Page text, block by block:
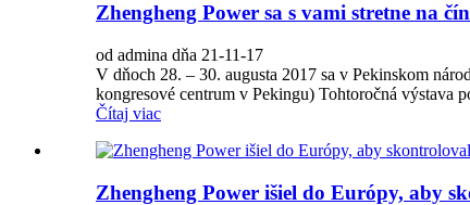
Zhengheng Power sa s vami stretne na
od admina dňa 21-11-17
V dňoch 28. – 30. augusta 2017 sa v Pekinskom
kongresové centrum v Pekingu) Tohtoročná výstava
Čítaj viac
Zhengheng Power išiel do Európy, aby